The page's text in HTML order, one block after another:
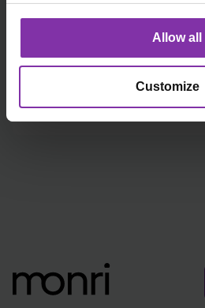
Allow all
Customize
Podrška